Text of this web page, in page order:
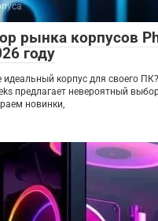
рынка корпусов
году
идеальный корпус для своего
предлагает невероятный
новинки,